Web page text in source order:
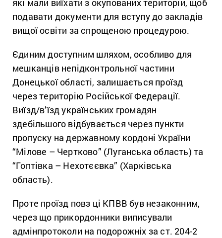
які мали виїхати з окупованих територій, щоб
подавати документи для вступу до закладів
вищої освіти за спрощеною процедурою.
Єдиним доступним шляхом, особливо для
мешканців непідконтрольної частини
Донецької області, залишається проїзд
через територію Російської Федерації.
Виїзд/в’їзд українських громадян
здебільшого відбувається через пункти
пропуску на державному кордоні України
“Мілове – Чертково” (Луганська область) та
“Гоптівка – Нехотєєвка” (Харківська
область).
Проте проїзд повз ці КПВВ був незаконним,
через що прикордонники виписували
адмінпротоколи на подорожніх за ст. 204-2